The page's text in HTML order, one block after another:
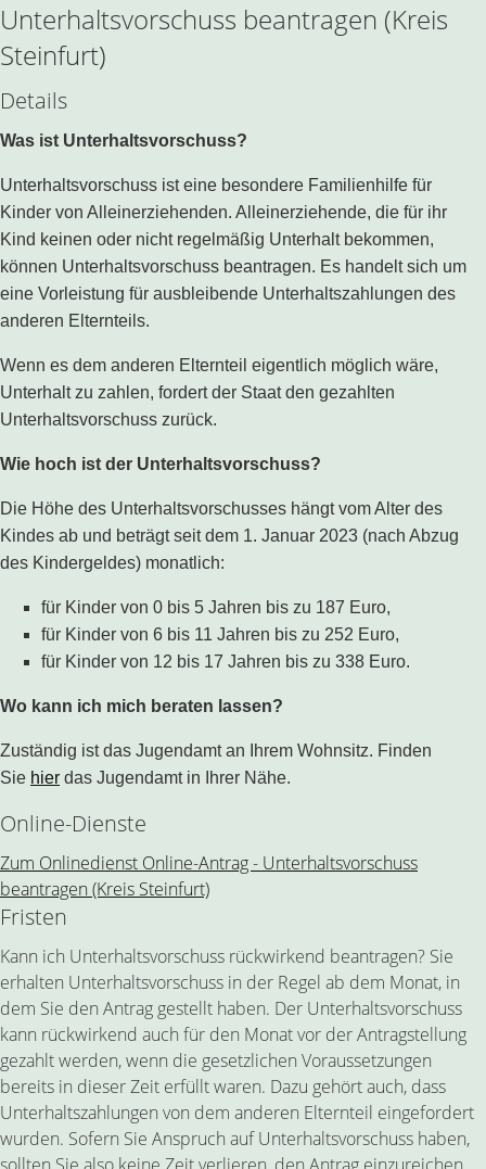
Unterhaltsvorschuss beantragen (Kreis
Steinfurt)
Details
Was ist Unterhaltsvorschuss?
Unterhaltsvorschuss ist eine besondere Familienhilfe für
Kinder von Alleinerziehenden. Alleinerziehende, die für ihr
Kind keinen oder nicht regelmäßig Unterhalt bekommen,
können Unterhaltsvorschuss beantragen. Es handelt sich um
eine Vorleistung für ausbleibende Unterhaltszahlungen des
anderen Elternteils.
Wenn es dem anderen Elternteil eigentlich möglich wäre,
Unterhalt zu zahlen, fordert der Staat den gezahlten
Unterhaltsvorschuss zurück.
Wie hoch ist der Unterhaltsvorschuss?
Die Höhe des Unterhaltsvorschusses hängt vom Alter des
Kindes ab und beträgt seit dem 1. Januar 2023 (nach Abzug
des Kindergeldes) monatlich:
für Kinder von 0 bis 5 Jahren bis zu 187 Euro,
für Kinder von 6 bis 11 Jahren bis zu 252 Euro,
für Kinder von 12 bis 17 Jahren bis zu 338 Euro.
Wo kann ich mich beraten lassen?
Zuständig ist das Jugendamt an Ihrem Wohnsitz. Finden
Sie hier das Jugendamt in Ihrer Nähe.
Online-Dienste
Zum Onlinedienst Online-Antrag - Unterhaltsvorschuss
beantragen (Kreis Steinfurt)
Fristen
Kann ich Unterhaltsvorschuss rückwirkend beantragen? Sie
erhalten Unterhaltsvorschuss in der Regel ab dem Monat, in
dem Sie den Antrag gestellt haben. Der Unterhaltsvorschuss
kann rückwirkend auch für den Monat vor der Antragstellung
gezahlt werden, wenn die gesetzlichen Voraussetzungen
bereits in dieser Zeit erfüllt waren. Dazu gehört auch, dass
Unterhaltszahlungen von dem anderen Elternteil eingefordert
wurden. Sofern Sie Anspruch auf Unterhaltsvorschuss haben,